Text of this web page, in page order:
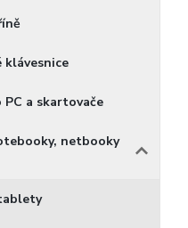
klávesnice
a skartovače
netbooky